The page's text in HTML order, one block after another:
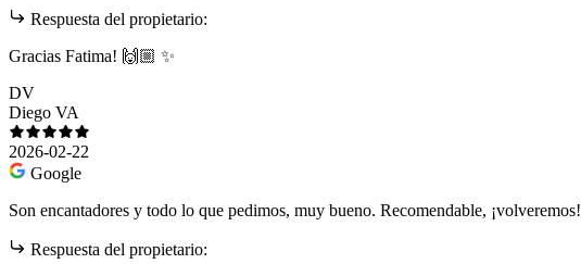
Respuesta del propietario:
Gracias Fatima! 🙌🏼 ✨
DV
Diego VA
2026-02-22
Google
Son encantadores y todo lo que pedimos, muy bueno. Recomendable, ¡volveremos!
Respuesta del propietario: